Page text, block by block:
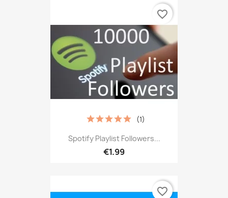
Spotify Playlist Followers...
€1.99
(1)
favorite_border
favorite_border